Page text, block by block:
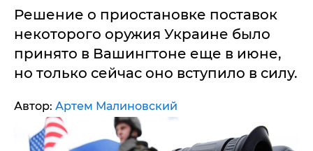
Решение о приостановке поставок
некоторого оружия Украине было
принято в Вашингтоне еще в июне,
но только сейчас оно вступило в силу.
Автор: Артем Малиновский